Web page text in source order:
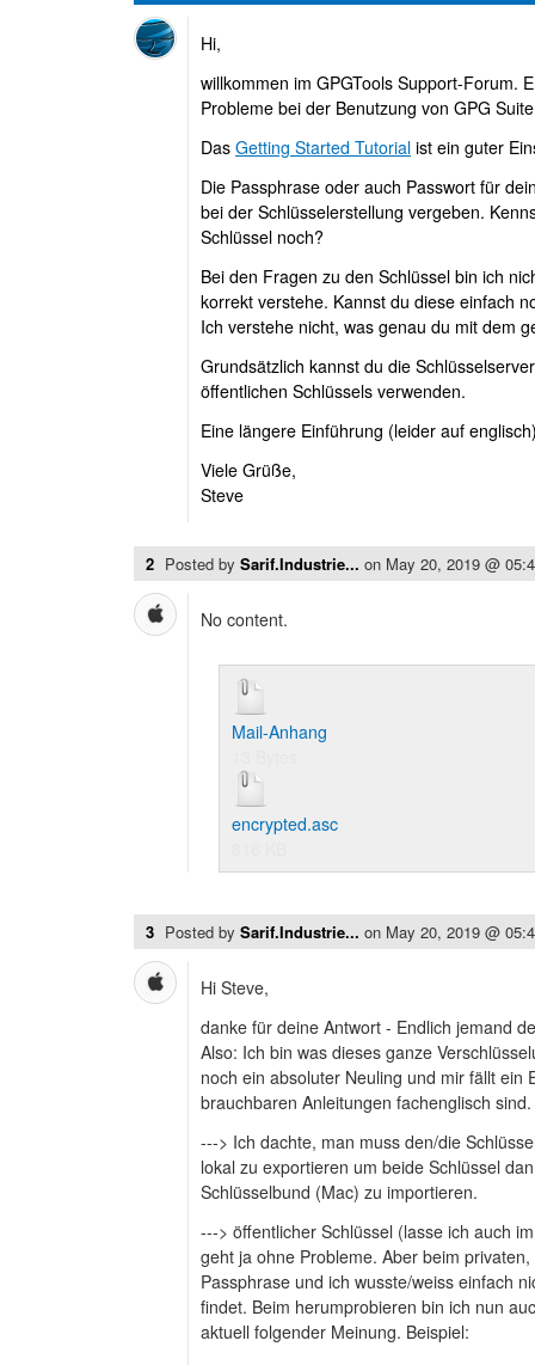
Hi,
willkommen im GPGTools Support-Forum.
Probleme bei der Benutzung von GPG
Das Getting Started Tutorial ist ein guter
Die Passphrase oder auch Passwort für
bei der Schlüsselerstellung vergeben.
Schlüssel noch?
Bei den Fragen zu den Schlüssel bin ich
korrekt verstehe. Kannst du diese einfach
Ich verstehe nicht, was genau du mit dem
Grundsätzlich kannst du die
öffentlichen Schlüssels verwenden.
Eine längere Einführung (leider auf
Viele Grüße,
Steve
2 Posted by Sarif.Industrie... on May 20, 2019 @
No content.
Mail-Anhang
encrypted.asc
3 Posted by Sarif.Industrie... on May 20, 2019 @
Hi Steve,
danke für deine Antwort - Endlich jemand
Also: Ich bin was dieses ganze
noch ein absoluter Neuling und mir fällt ein
brauchbaren Anleitungen fachenglisch sind.
---> Ich dachte, man muss den/die
lokal zu exportieren um beide Schlüssel
Schlüsselbund (Mac) zu importieren.
---> öffentlicher Schlüssel (lasse ich auch
geht ja ohne Probleme. Aber beim
Passphrase und ich wusste/weiss einfach
findet. Beim herumprobieren bin ich nun
aktuell folgender Meinung. Beispiel: